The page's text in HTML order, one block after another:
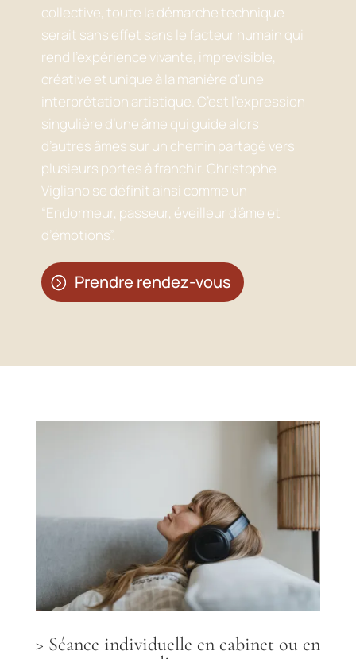
collective, toute la démarche technique
serait sans effet sans le facteur humain qui
rend l’expérience vivante, imprévisible,
créative et unique à la manière d’une
interprétation artistique. C’est l’expression
singulière d’une âme qui guide alors
d’autres âmes sur un chemin partagé vers
plusieurs portes à franchir. Christophe
Vigliano se définit ainsi comme un
“Endormeur, passeur, éveilleur d’âme et
d’émotions”.
Prendre rendez-vous
> Séance individuelle en cabinet ou en